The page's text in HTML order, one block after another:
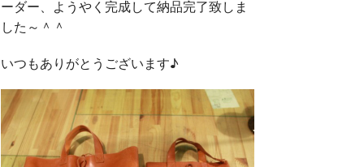
ーダー、ようやく完成して納品完了致しま
した～＾＾
いつもありがとうございます♪